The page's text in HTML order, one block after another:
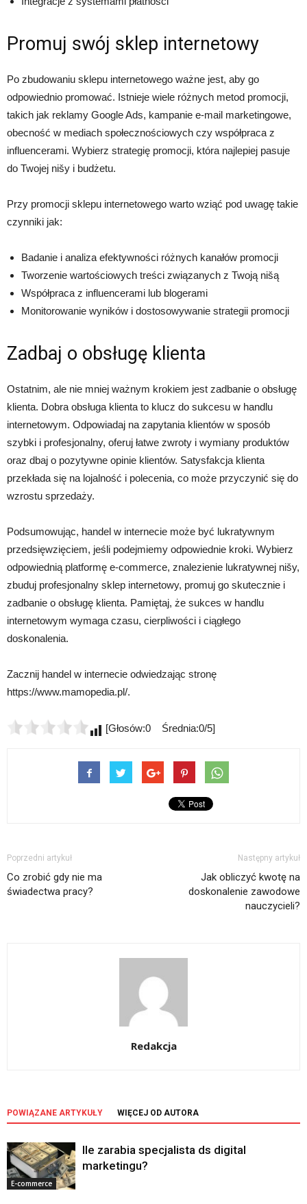
Promuj swój sklep internetowy
Po zbudowaniu sklepu internetowego ważne jest, aby go
odpowiednio promować. Istnieje wiele różnych metod promocji,
takich jak reklamy Google Ads, kampanie e-mail marketingowe,
obecność w mediach społecznościowych czy współpraca z
influencerami. Wybierz strategię promocji, która najlepiej pasuje
do Twojej nišy i budżetu.
Przy promocji sklepu internetowego warto wziąć pod uwagę takie
czynniki jak:
Badanie i analiza efektywności różnych kanałów promocji
Tworzenie wartościowych treści związanych z Twoją nišą
Współpraca z influencerami lub blogerami
Monitorowanie wyników i dostosowywanie strategii promocji
Zadbaj o obsługę klienta
Ostatnim, ale nie mniej ważnym krokiem jest zadbanie o obsługę
klienta. Dobra obsługa klienta to klucz do sukcesu w handlu
internetowym. Odpowiadaj na zapytania klientów w sposób
szybki i profesjonalny, oferuj łatwe zwroty i wymiany produktów
oraz dbaj o pozytywne opinie klientów. Satysfakcja klienta
przekłada się na lojalność i polecenia, co może przyczynić się do
wzrostu sprzedaży.
Podsumowując, handel w internecie może być lukratywnym
przedsięwzięciem, jeśli podejmiemy odpowiednie kroki. Wybierz
odpowiednią platformę e-commerce, znalezienie lukratywnej nišy,
zbuduj profesjonalny sklep internetowy, promuj go skutecznie i
zadbanie o obsługę klienta. Pamiętaj, że sukces w handlu
internetowym wymaga czasu, cierpliwości i ciągłego
doskonalenia.
Zacznij handel w internecie odwiedzając stronę
https://www.mamopedia.pl/.
[Głosów:0 Średnia:0/5]
Poprzedni artykuł
Co zrobić gdy nie ma
świadectwa pracy?
Następny artykuł
Jak obliczyć kwotę na
doskonalenie zawodowe
nauczycieli?
Redakcja
POWIĄZANE ARTYKUŁY WIĘCEJ OD AUTORA
E-commerce
Ile zarabia specjalista ds digital
marketingu?